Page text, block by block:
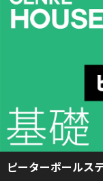
ピーターポールス